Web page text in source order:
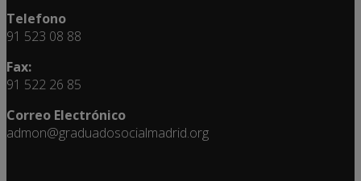
Telefono
91 523 08 88
Fax:
91 522 26 85
Correo Electrónico
admon@graduadosocialmadrid.org